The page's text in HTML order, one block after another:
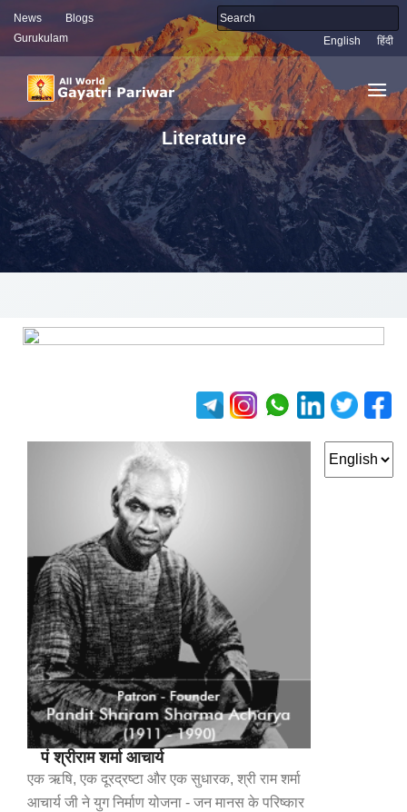
News
Blogs
Gurukulam
English हिंदी
Literature
पं श्रीराम शर्मा आचार्य
एक ऋषि, एक दूरद्रष्टा और एक सुधारक, श्री राम शर्मा
आचार्य जी ने युग निर्माण योजना - जन मानस के परिष्कार